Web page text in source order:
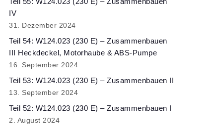
IV
31. Dezember 2024
Teil 54: W124.023 (230 E) – Zusammenbauen
III Heckdeckel, Motorhaube & ABS-Pumpe
16. September 2024
Teil 53: W124.023 (230 E) – Zusammenbauen II
13. September 2024
Teil 52: W124.023 (230 E) – Zusammenbauen I
2. August 2024